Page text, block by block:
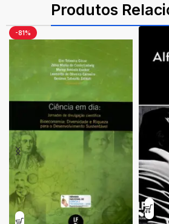
Produtos
-81%